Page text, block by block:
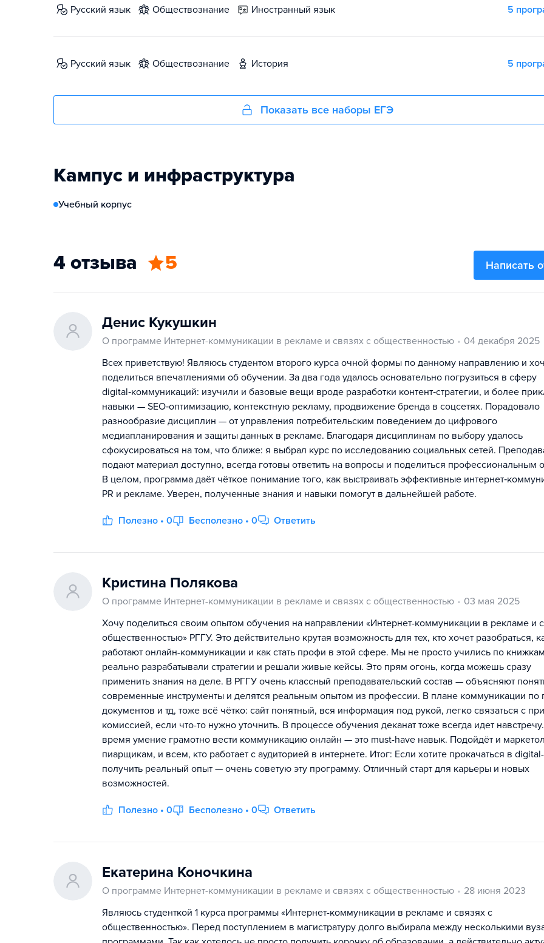
русский язык обществознание иностранный язык 5
русский язык обществознание история 5
Показать все наборы ЕГЭ
Кампус и инфраструктура
Учебный корпус
4 отзыва 5 Написать
Денис Кукушкин
О программе Интернет-коммуникации в рекламе и связях с общественностью
04 декабря 2025
Всех приветствую! Являюсь студентом второго курса очной формы по данному направлению и
поделиться впечатлениями об обучении. За два года удалось основательно погрузиться в сферу
digital‑коммуникаций: изучили и базовые вещи вроде разработки контент‑стратегии, и более
навыки — SEO‑оптимизацию, контекстную рекламу, продвижение бренда в соцсетях. Порадовало
разнообразие дисциплин — от управления потребительским поведением до цифрового
медиапланирования и защиты данных в рекламе. Благодаря дисциплинам по выбору удалось
сфокусироваться на том, что ближе: я выбрал курс по исследованию социальных сетей.
подают материал доступно, всегда готовы ответить на вопросы и поделиться профессиональным
В целом, программа даёт чёткое понимание того, как выстраивать эффективные
PR и рекламе. Уверен, полученные знания и навыки помогут в дальнейшей работе.
Полезно • 0 Бесполезно • 0 Ответить
Кристина Полякова
О программе Интернет-коммуникации в рекламе и связях с общественностью
03 мая 2025
Хочу поделиться своим опытом обучения на направлении «Интернет-коммуникации в рекламе и
общественностью» РГГУ. Это действительно крутая возможность для тех, кто хочет разобраться,
работают онлайн-коммуникации и как стать профи в этой сфере. Мы не просто учились по
реально разрабатывали стратегии и решали живые кейсы. Это прям огонь, когда можешь сразу
применить знания на деле. В РГГУ очень классный преподавательский состав — объясняют
современные инструменты и делятся реальным опытом из профессии. В плане коммуникации по
документов и тд, тоже всё чётко: сайт понятный, вся информация под рукой, легко связаться с
комиссией, если что-то нужно уточнить. В процессе обучения деканат тоже всегда идет
время умение грамотно вести коммуникацию онлайн — это must-have навык. Подойдёт и
пиарщикам, и всем, кто работает с аудиторией в интернете. Итог: Если хотите прокачаться в
получить реальный опыт — очень советую эту программу. Отличный старт для карьеры и новых
возможностей.
Полезно • 0 Бесполезно • 0 Ответить
Екатерина Коночкина
О программе Интернет-коммуникации в рекламе и связях с общественностью
28 июня 2023
Являюсь студенткой 1 курса программы «Интернет-коммуникации в рекламе и связях с
общественностью». Перед поступлением в магистратуру долго выбирала между несколькими